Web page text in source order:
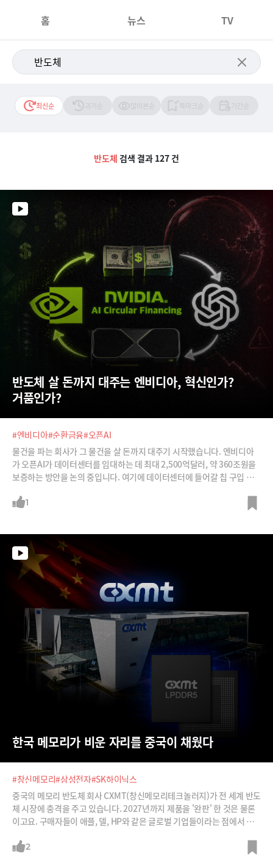
홈 뉴스 TV
최신순
반도체 검색 결과 127 건
반도체 살 돈까지 대주는 엔비디아, 혁신인가?
거품인가?
#엔비디아#순환금융#오픈AI
물건을 파는 회사가 그 물건을 살 돈까지 대주기 시작했습니다. 엔비디아
가 오픈AI가 데이터센터를 임대하는 데 최대 2,500억달러, 약 360조원을
보증하는 방안을 논의 중입니다. 여기에 데이터센터에 들어갈 칩 구입 비
였으니 자기 매출보다 큰 금액을 남의 빚에 거는 셈이죠. 업계에서는 이런
없다는 점이죠. 이를 우려하는 쪽과 이를 '금융 혁신'이라 부르는 쪽의 논리
는 무엇인지 살펴봅니다.
1
한국 메모리가 비운 자리를 중국이 채웠다
#창신메모리#삼성전자#SK하이닉스
중국의 메모리 반도체 회사 CXMT(창신메모리테크놀러지)가 전 세계 반도
체 시장에 충격을 주고 있습니다. 2027년까지 제품을 '완판' 한 것은 물론
이고요. 구매자들이 애플, 델, HP와 같은 글로벌 기업들이라는 점에서 더
가 어떻게 자리잡게 됐는지. 그리고 이 충격이 호들갑인지, 아니면 진짜 한
2